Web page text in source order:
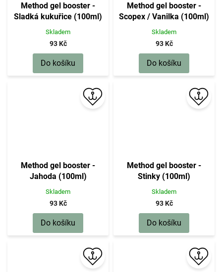
Method gel booster -
Sladká kukuřice (100ml)
Skladem
93 Kč
Do košíku
Method gel booster -
Scopex / Vanilka (100ml)
Skladem
93 Kč
Do košíku
Method gel booster -
Jahoda (100ml)
Skladem
93 Kč
Do košíku
Method gel booster -
Stinky (100ml)
Skladem
93 Kč
Do košíku